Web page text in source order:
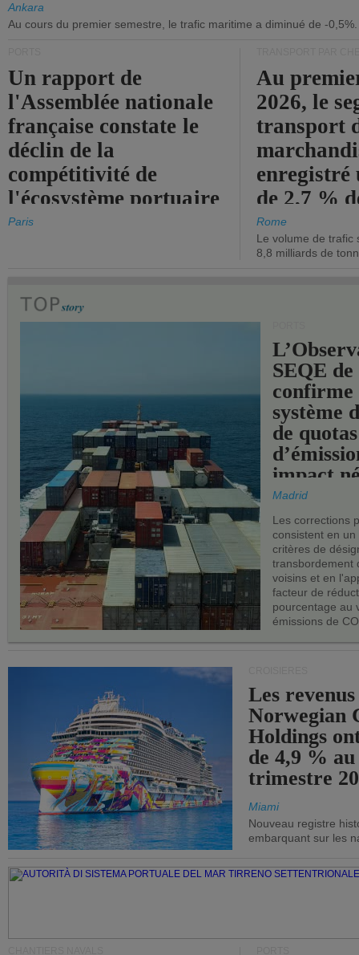
Ankara
Au cours du premier semestre, le trafic maritime a diminué de -0,5%.
Un rapport de
l'Assemblée nationale
française constate le
déclin de la
compétitivité de
l'écosystème portuaire
de l'État.
Paris
Au
2026, le
transport
enregistré
de 2,7 %
chiffre
Rome
Le volume de trafic
8,8 milliards de
SEQE de
confirme
système
de quotas
impact
les ports
Madrid
Les corrections
consistent en
critères de
transbordement
voisins et en
facteur de
pourcentage au
émissions de
Les
Norwegian
Holdings
de 4,9 %
trimestre
Miami
Nouveau registre
embarquant sur les